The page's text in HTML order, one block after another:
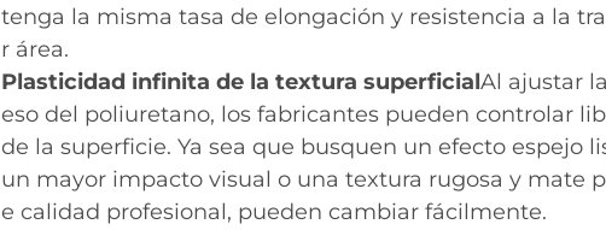
tenga la misma tasa de elongación y resistencia a la
r área.
Plasticidad infinita de la textura superficialAl ajustar
eso del poliuretano, los fabricantes pueden controlar
de la superficie. Ya sea que busquen un efecto espejo
un mayor impacto visual o una textura rugosa y mate
e calidad profesional, pueden cambiar fácilmente.